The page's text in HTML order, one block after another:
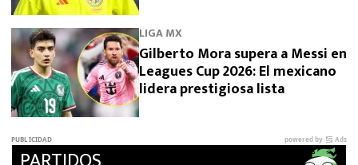
LIGA MX
Gilberto Mora supera a Messi en
Leagues Cup 2026: El mexicano
lidera prestigiosa lista